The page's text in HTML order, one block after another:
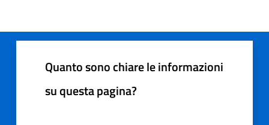
Quanto sono chiare le informazioni
su questa pagina?